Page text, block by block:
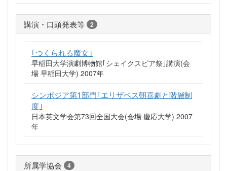
講演・口頭発表等 2
｢つくられる魔女｣
早稲田大学演劇博物館｢シェイクスピア祭｣講演(会
場 早稲田大学) 2007年
シンポジア第1部門｢エリザベス朝喜劇と階層制
度｣
日本英文学会第73回全国大会(会場 慶応大学) 2007
年
所属学協会 4